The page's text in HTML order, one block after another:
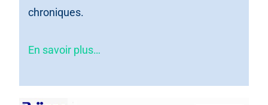
chroniques.
En savoir plus…